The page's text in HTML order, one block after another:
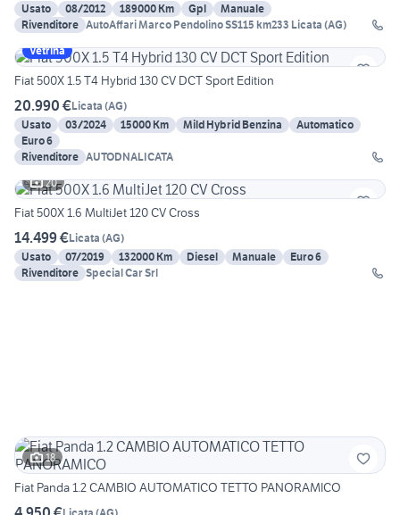
Usato
08/2012 189000 Km Gpl
Manuale
Rivenditore AutoAffari Marco Pendolino SS115 km233 Licata (AG)
Vetrina
Fiat 500X 1.5 T4 Hybrid 130 CV DCT Sport Edition
20.990 €Licata (AG)
Usato
03/2024 15000 Km Mild Hybrid Benzina
Automatico
Euro 6
Rivenditore AUTODNALICATA
20
Fiat 500X 1.6 MultiJet 120 CV Cross
14.499 €Licata (AG)
Usato
07/2019 132000 Km Diesel Manuale
Euro 6
Rivenditore Special Car Srl
18
Fiat Panda 1.2 CAMBIO AUTOMATICO TETTO PANORAMICO